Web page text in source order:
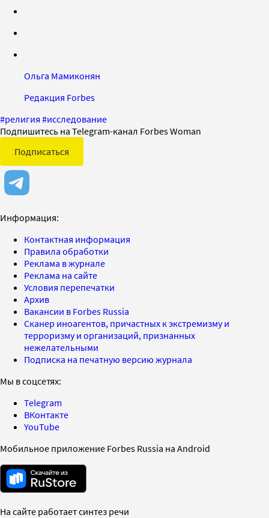
Ольга Мамиконян
Редакция Forbes
#религия #исследование
Подпишитесь на Telegram-канал Forbes Woman
Подписаться
Информация:
Контактная информация
Правила обработки
Реклама в журнале
Реклама на сайте
Условия перепечатки
Архив
Вакансии в Forbes Russia
Сканер иноагентов, причастных к экстремизму и
терроризму и организаций, признанных
нежелательными
Подписка на печатную версию журнала
Мы в соцсетях:
Telegram
ВКонтакте
YouTube
Мобильное приложение Forbes Russia на Android
На сайте работает синтез речи